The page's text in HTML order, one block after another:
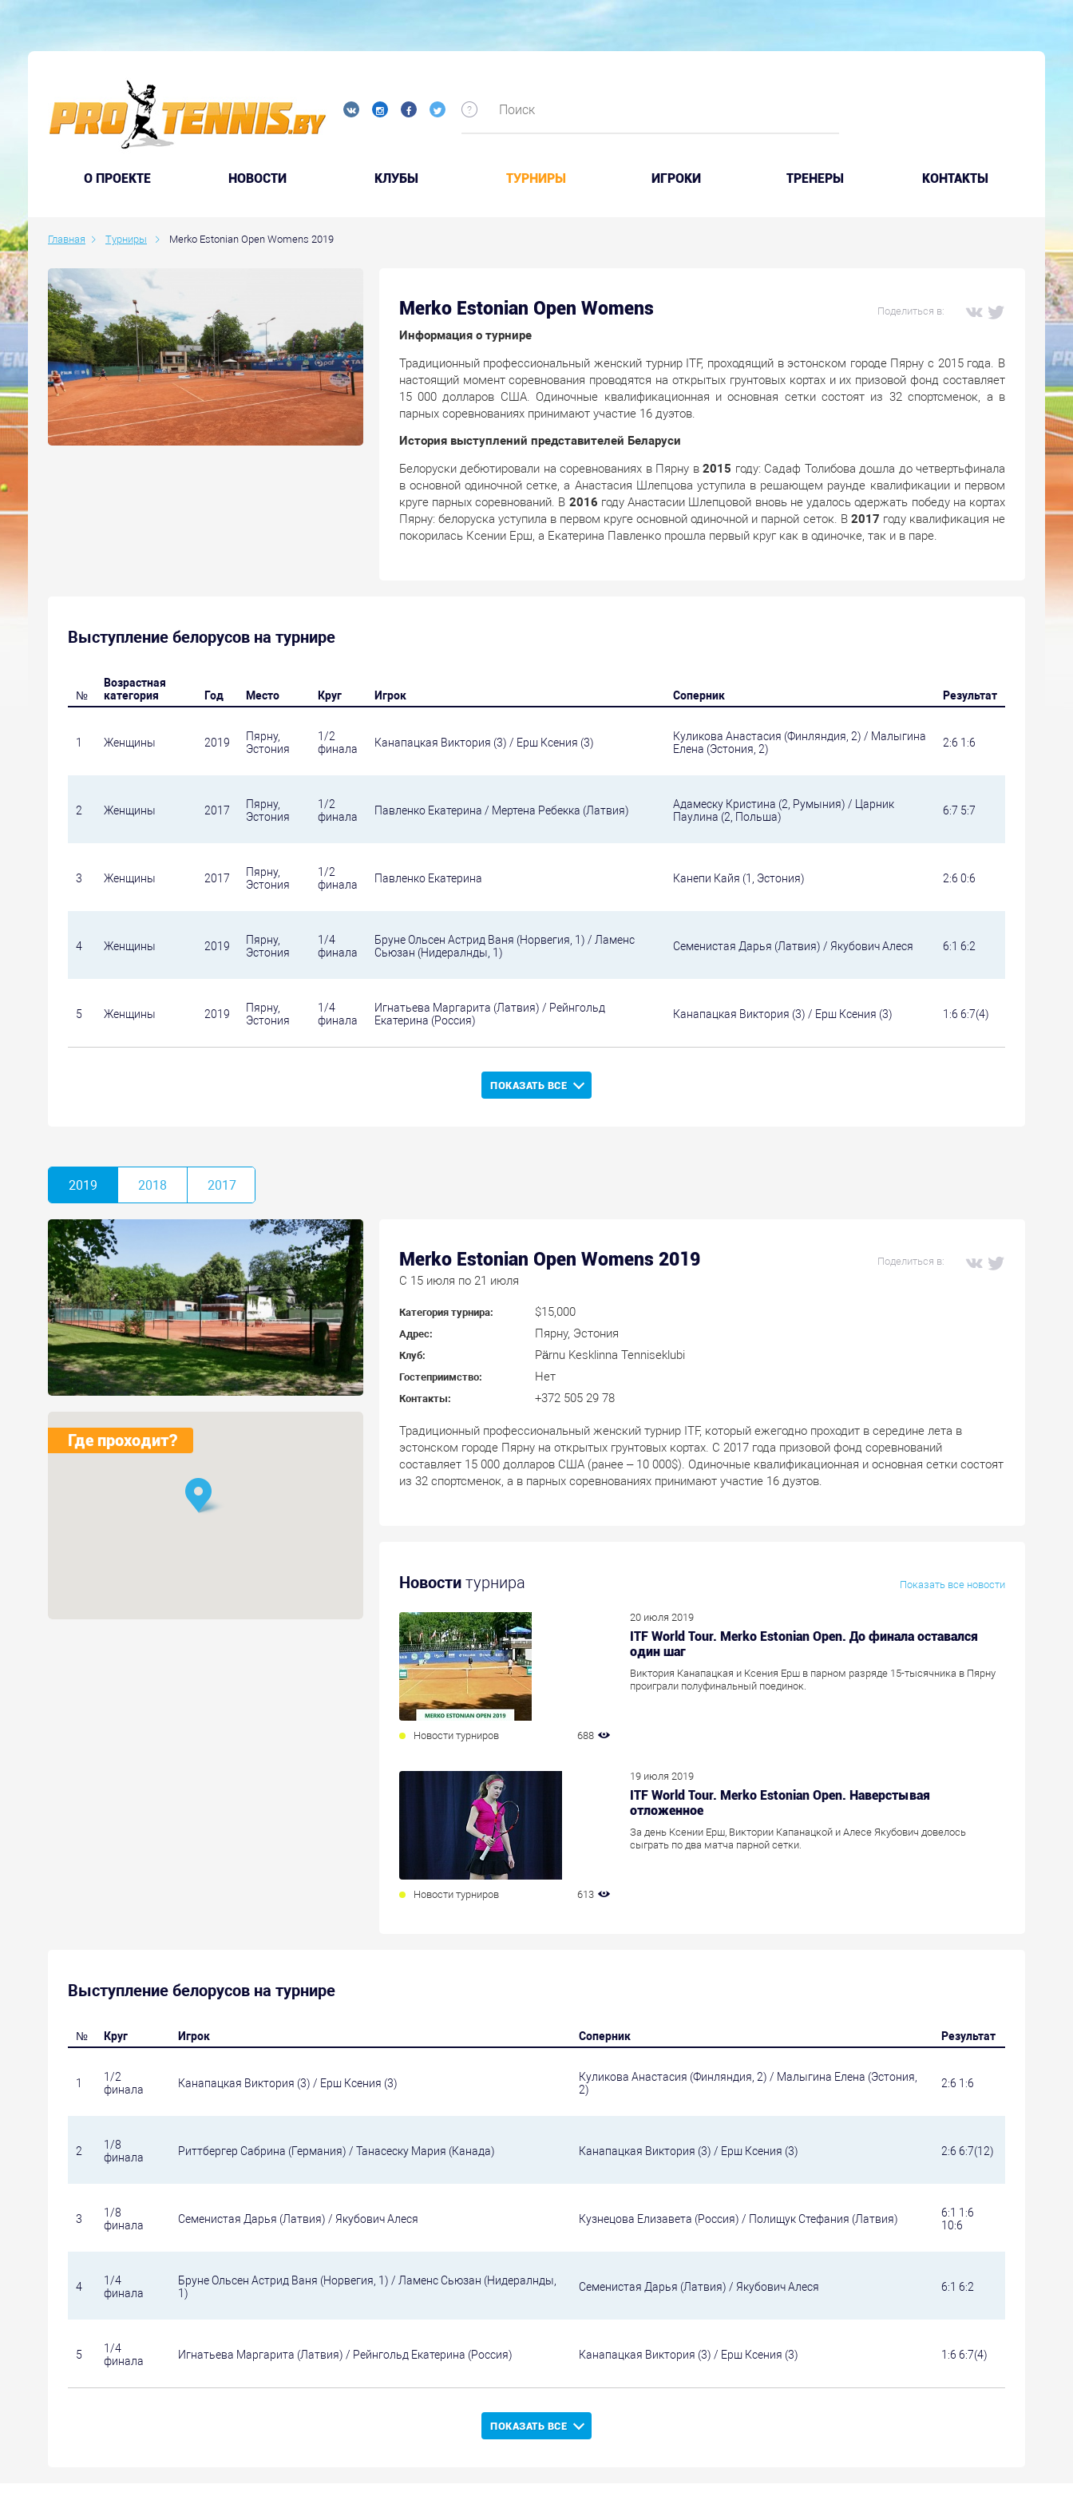
O ПРОЕКТЕ НОВОСТИ КЛУБЫ ТУРНИРЫ ИГРОКИ ТРЕНЕРЫ КОНТАКТЫ
Главная Турниры Merko Estonian Open Womens 2019
Поделиться в:
Merko Estonian Open Womens
Информация о турнире
Традиционный профессиональный женский турнир ITF, проходящий в эстонском городе Пярну с 2015 года. В
настоящий момент соревнования проводятся на открытых грунтовых кортах и их призовой фонд составляет
15 000 долларов США. Одиночные квалификационная и основная сетки состоят из 32 спортсменок, а в
парных соревнованиях принимают участие 16 дуэтов.
История выступлений представителей Беларуси
Белоруски дебютировали на соревнованиях в Пярну в2015 году: Садаф Толибова дошла до четвертьфинала
в основной одиночной сетке, а Анастасия Шлепцова уступила в решающем раунде квалификации и первом
круге парных соревнований. В 2016 году Анастасии Шлепцовой вновь не удалось одержать победу на кортах
Пярну: белоруска уступила в первом круге основной одиночной и парной сеток. В 2017 году квалификация не
покорилась Ксении Ерш, а Екатерина Павленко прошла первый круг как в одиночке, так и в паре.
Выступление белорусов на турнире
№
Возрастная
категория
Год Место Круг Игрок Соперник Результат
1 Женщины 2019
Пярну,
Эстония
1/2
финала
Канапацкая Виктория (3) / Ерш Ксения (3)
Куликова Анастасия (Финляндия, 2) / Малыгина
Елена (Эстония, 2)
2:6 1:6
2 Женщины 2017
Пярну,
Эстония
1/2
финала
Павленко Екатерина / Мертена Ребекка (Латвия)
Адамеску Кристина (2, Румыния) / Царник
Паулина (2, Польша)
6:7 5:7
3 Женщины 2017
Пярну,
Эстония
1/2
финала
Павленко Екатерина Канепи Кайя (1, Эстония) 2:6 0:6
4 Женщины 2019
Пярну,
Эстония
1/4
финала
Бруне Ольсен Астрид Ваня (Норвегия, 1) / Ламенс
Сьюзан (Нидералнды, 1)
Семенистая Дарья (Латвия) / Якубович Алеся 6:1 6:2
5 Женщины 2019
Пярну,
Эстония
1/4
финала
Игнатьева Маргарита (Латвия) / Рейнгольд
Екатерина (Россия)
Канапацкая Виктория (3) / Ерш Ксения (3) 1:6 6:7(4)
ПОКАЗАТЬ ВСЕ
2019 2018 2017
Поделиться в:
Merko Estonian Open Womens 2019
C 15 июля по 21 июля
Категория турнира: $15,000
Адрес: Пярну, Эстония
Клуб: Pärnu Kesklinna Tenniseklubi
Гостеприимство: Нет
Контакты: +372 505 29 78
Традиционный профессиональный женский турнир ITF, который ежегодно проходит в середине лета в
эстонском городе Пярну на открытых грунтовых кортах. С 2017 года призовой фонд соревнований
составляет 15 000 долларов США (ранее – 10 000$). Одиночные квалификационная и основная сетки состоят
из 32 спортсменок, а в парных соревнованиях принимают участие 16 дуэтов.
Показать все новости
Новости турнира
Новости турниров 688
20 июля 2019
ITF World Tour. Merko Estonian Open. До финала оставался
один шаг
Виктория Канапацкая и Ксения Ерш в парном разряде 15-тысячника в Пярну
проиграли полуфинальный поединок.
Новости турниров 613
19 июля 2019
ITF World Tour. Merko Estonian Open. Наверстывая
отложенное
За день Ксении Ерш, Виктории Капанацкой и Алесе Якубович довелось
сыграть по два матча парной сетки.
Где проходит?
Выступление белорусов на турнире
№ Круг Игрок Соперник Результат
1
1/2
финала
Канапацкая Виктория (3) / Ерш Ксения (3)
Куликова Анастасия (Финляндия, 2) / Малыгина Елена (Эстония,
2)
2:6 1:6
2
1/8
финала
Риттбергер Сабрина (Германия) / Танасеску Мария (Канада) Канапацкая Виктория (3) / Ерш Ксения (3) 2:6 6:7(12)
3
1/8
финала
Семенистая Дарья (Латвия) / Якубович Алеся Кузнецова Елизавета (Россия) / Полищук Стефания (Латвия)
6:1 1:6
10:6
4
1/4
финала
Бруне Ольсен Астрид Ваня (Норвегия, 1) / Ламенс Сьюзан (Нидералнды,
1)
Семенистая Дарья (Латвия) / Якубович Алеся 6:1 6:2
5
1/4
финала
Игнатьева Маргарита (Латвия) / Рейнгольд Екатерина (Россия) Канапацкая Виктория (3) / Ерш Ксения (3) 1:6 6:7(4)
ПОКАЗАТЬ ВСЕ